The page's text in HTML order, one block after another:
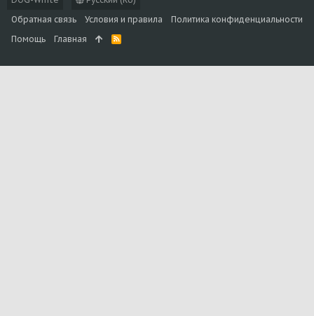
Обратная связь
Условия и правила
Политика конфиденциальности
Помощь
Главная
R
S